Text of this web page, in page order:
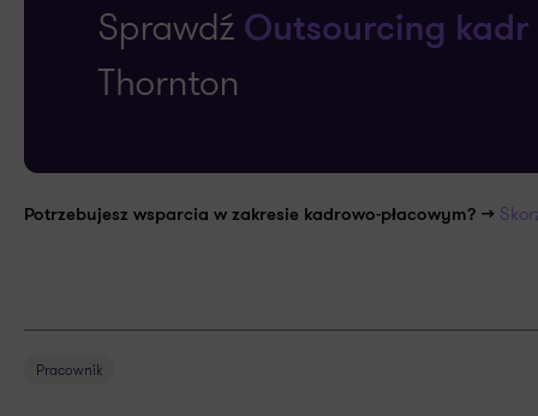
Potrzebujesz wsparcia w zakresie kadrowo-płacowym? >>
Pracownik